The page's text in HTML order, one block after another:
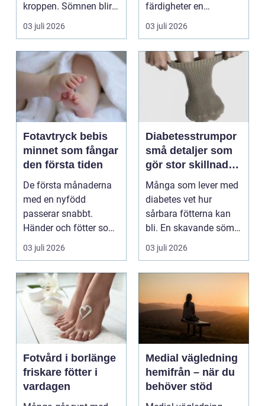
kroppen. Sömnen blir
sämre, humör...
03 juli 2026
färdigheter en
människa kan ha.
Varje år dr...
03 juli 2026
Fotavtryck bebis
minnet som fångar
den första tiden
De första månaderna
med en nyfödd
passerar snabbt.
Händer och fötter som
är mindre än någon
kunnat f...
03 juli 2026
Diabetesstrumpor
små detaljer som
gör stor skillnad
för känsliga fötter
Många som lever med
diabetes vet hur
sårbara fötterna kan
bli. En skavande söm,
en hård resår eller ...
03 juli 2026
Fotvård i borlänge
friskare fötter i
vardagen
Medial vägledning
hemifrån – när du
behöver stöd